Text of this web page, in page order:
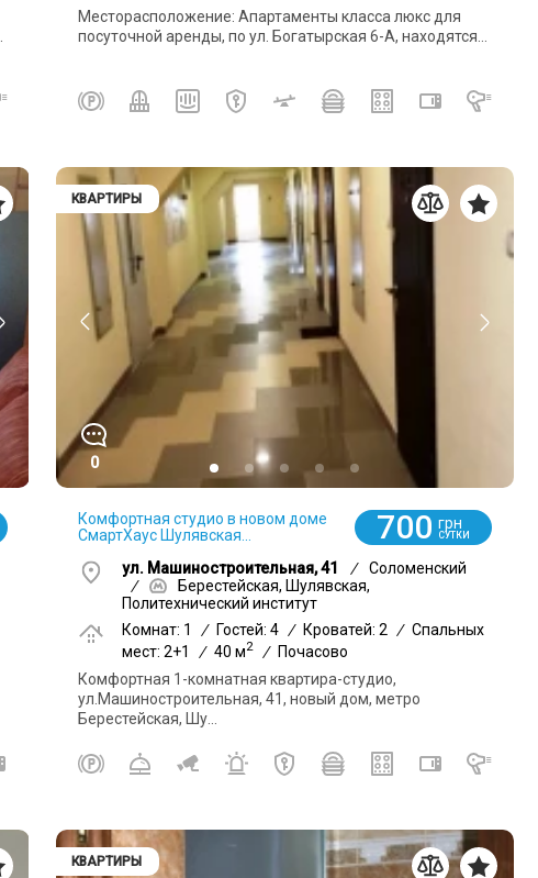
Месторасположение: Апартаменты класса люкс для
посуточной аренды, по ул. Богатырская 6-А, находятся...
КВАРТИРЫ
0
Комфортная студио в новом доме
СмартХаус Шулявская...
700 грн
СУТКИ
ул. Машиностроительная, 41 /
Соломенский
/
Берестейская, Шулявская,
Политехнический институт
Комнат: 1
/ Гостей: 4 / Кроватей: 2 / Спальных
мест: 2+1
/ 40 м2 /
Почасово
Комфортная 1-комнатная квартира-студио,
ул.Машиностроительная, 41, новый дом, метро
Берестейская, Шу...
КВАРТИРЫ